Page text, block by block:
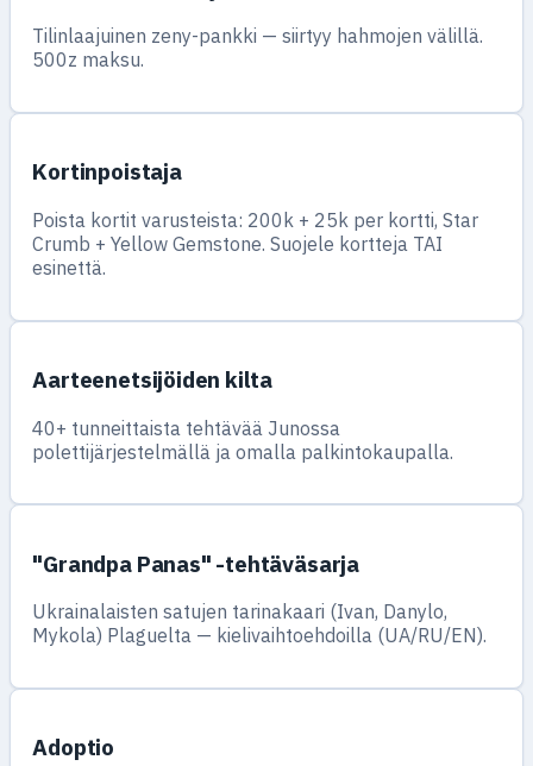
Tilinlaajuinen zeny-pankki — siirtyy hahmojen välillä.
500z maksu.
Kortinpoistaja
Poista kortit varusteista: 200k + 25k per kortti, Star
Crumb + Yellow Gemstone. Suojele kortteja TAI
esinettä.
Aarteenetsijöiden kilta
40+ tunneittaista tehtävää Junossa
polettijärjestelmällä ja omalla palkintokaupalla.
"Grandpa Panas" -tehtäväsarja
Ukrainalaisten satujen tarinakaari (Ivan, Danylo,
Mykola) Plaguelta — kielivaihtoehdoilla (UA/RU/EN).
Adoptio